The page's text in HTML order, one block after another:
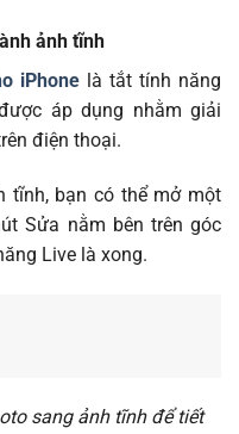
ảnh tĩnh
iPhone là tắt tính năng
áp dụng nhằm giải
điện thoại.
tĩnh, bạn có thể mở một
Sửa nằm bên trên góc
Live là xong.
sang ảnh tĩnh để tiết